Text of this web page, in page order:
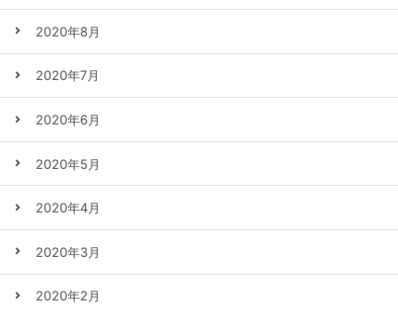
2020年8月
2020年7月
2020年6月
2020年5月
2020年4月
2020年3月
2020年2月